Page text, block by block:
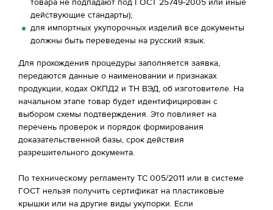
товара не подпадают под ГОСТ 25749-2005 или иные
действующие стандарты);
для импортных укупорочных изделий все документы
должны быть переведены на русский язык.
Для прохождения процедуры заполняется заявка,
передаются данные о наименовании и признаках
продукции, кодах ОКПД2 и ТН ВЭД, об изготовителе. На
начальном этапе товар будет идентифицирован с
выбором схемы подтверждения. Это повлияет на
перечень проверок и порядок формирования
доказательственной базы, срок действия
разрешительного документа.
По техническому регламенту ТС 005/2011 или в системе
ГОСТ нельзя получить сертификат на пластиковые
крышки или на другие виды укупорки. Если